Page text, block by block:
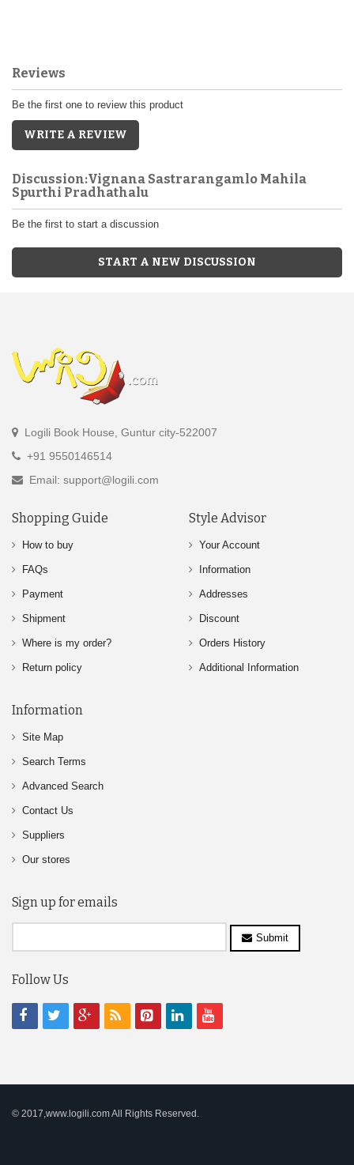
Reviews
Be the first one to review this product
WRITE A REVIEW
Discussion:Vignana Sastrarangamlo Mahila
Spurthi Pradhathalu
Be the first to start a discussion
START A NEW DISCUSSION
Logili Book House, Guntur city-522007
+91 9550146514
Email: support@logili.com
Shopping Guide
How to buy
FAQs
Payment
Shipment
Where is my order?
Return policy
Style Advisor
Your Account
Information
Addresses
Discount
Orders History
Additional Information
Information
Site Map
Search Terms
Advanced Search
Contact Us
Suppliers
Our stores
Sign up for emails
Submit
Follow Us
© 2017,www.logili.com All Rights Reserved.